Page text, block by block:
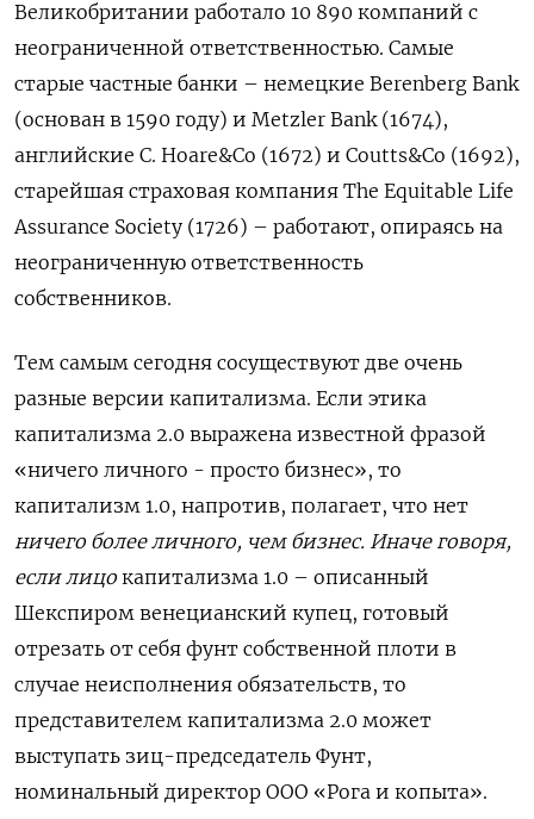
Великобритании работало 10 890 компаний с
неограниченной ответственностью. Самые
старые частные банки – немецкие Berenberg Bank
(основан в 1590 году) и Metzler Bank (1674),
английские C. Hoare&Co (1672) и Coutts&Co (1692),
старейшая страховая компания The Equitable Life
Assurance Society (1726) – работают, опираясь на
неограниченную ответственность
собственников.
Тем самым сегодня сосуществуют две очень
разные версии капитализма. Если этика
капитализма 2.0 выражена известной фразой
«ничего личного - просто бизнес», то
капитализм 1.0, напротив, полагает, что нет
ничего более личного, чем бизнес. Иначе говоря,
если лицо капитализма 1.0 – описанный
Шекспиром венецианский купец, готовый
отрезать от себя фунт собственной плоти в
случае неисполнения обязательств, то
представителем капитализма 2.0 может
выступать зиц-председатель Фунт,
номинальный директор ООО «Рога и копыта».